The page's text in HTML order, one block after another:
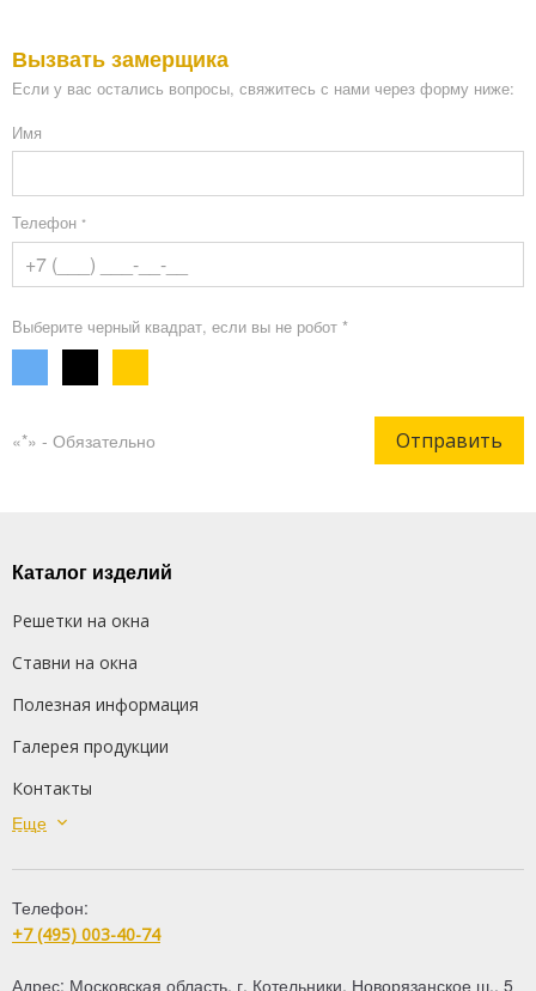
Вызвать замерщика
Если у вас остались вопросы, свяжитесь с нами через форму ниже:
Имя
Телефон *
Выберите черный квадрат, если вы не робот *
«*» - Обязательно Отправить
Каталог изделий
Решетки на окна
Ставни на окна
Полезная информация
Галерея продукции
Контакты
Сварные решетки
Кованые решетки
Распашные решетки
Еще
Телефон:
+7 (495) 003-40-74
Адрес: Московская область, г. Котельники, Новорязанское ш., 5